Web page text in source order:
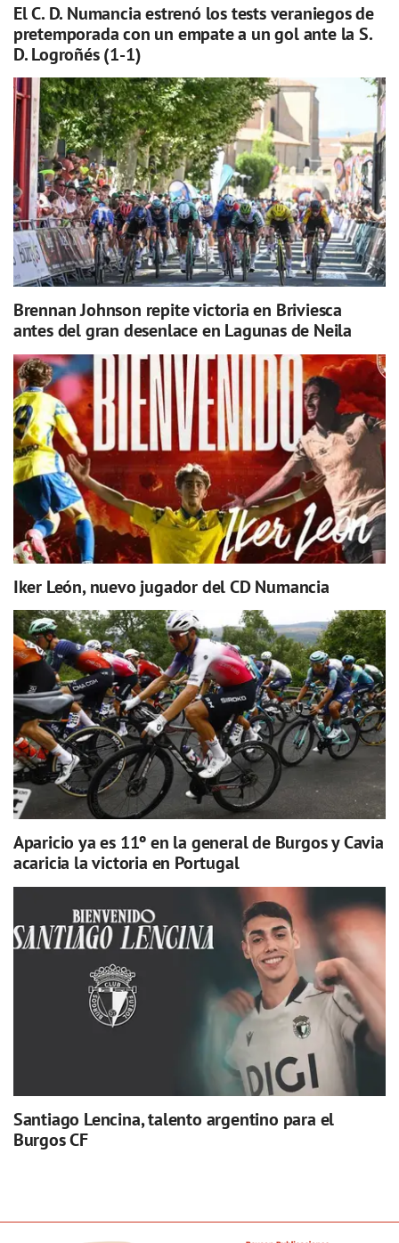
El C. D. Numancia estrenó los tests veraniegos de
pretemporada con un empate a un gol ante la S.
D. Logroñés (1-1)
Brennan Johnson repite victoria en Briviesca
antes del gran desenlace en Lagunas de Neila
Iker León, nuevo jugador del CD Numancia
Aparicio ya es 11º en la general de Burgos y Cavia
acaricia la victoria en Portugal
Santiago Lencina, talento argentino para el
Burgos CF